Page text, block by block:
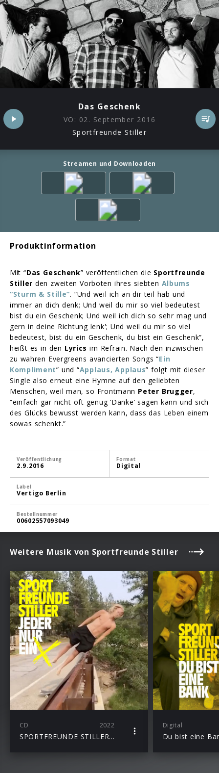
Das Geschenk
VÖ: 02. September 2016
Sportfreunde Stiller
Streamen und Downloaden
Produktinformation
Mit “Das Geschenk” veröffentlichen die Sportfreunde
Stiller den zweiten Vorboten ihres siebten Albums
“Sturm & Stille”. “Und weil ich an dir teil hab und
immer an dich denk; Und weil du mir so viel bedeutest
bist du ein Geschenk; Und weil ich dich so sehr mag und
gern in deine Richtung lenk'; Und weil du mir so viel
bedeutest, bist du ein Geschenk, du bist ein Geschenk”,
heißt es in den Lyrics im Refrain. Nach den inzwischen
zu wahren Evergreens avancierten Songs “Ein
Kompliment” und “Applaus, Applaus” folgt mit dieser
Single also erneut eine Hymne auf den geliebten
Menschen, weil man, so Frontmann Peter Brugger,
“einfach gar nicht oft genug ‘Danke’ sagen kann und sich
des Glücks bewusst werden kann, dass das Leben einem
sowas schenkt.”
Veröffentlichung
2.9.2016
Format
Digital
Label
Vertigo Berlin
Bestellnummer
00602557093049
Weitere Musik von Sportfreunde Stiller
CD 2022
SPORTFREUNDE STILLER – JEDER NUR EIN X
Digital
Du bist eine